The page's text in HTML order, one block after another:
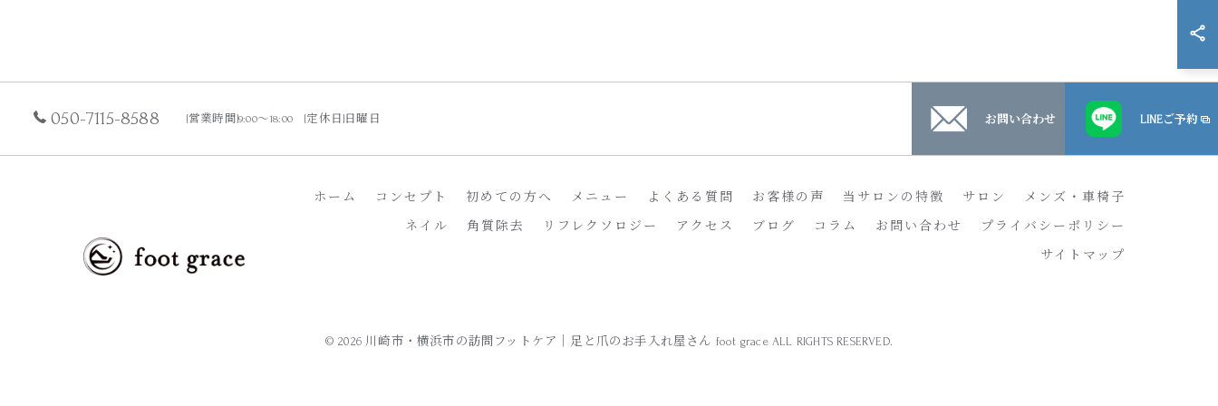
050-7115-8588 [営業時間]9:00〜18:00 [定休日]日曜日 お問い合わせ LINEご予約
ホーム コンセプト 初めての方へ メニュー よくある質問 お客様の声 当サロンの特徴 サロン メンズ・車椅子
ネイル 角質除去 リフレクソロジー アクセス ブログ コラム お問い合わせ プライバシーポリシー
サイトマップ
© 2026 川崎市・横浜市の訪問フットケア｜足と爪のお手入れ屋さん foot grace ALL RIGHTS RESERVED.